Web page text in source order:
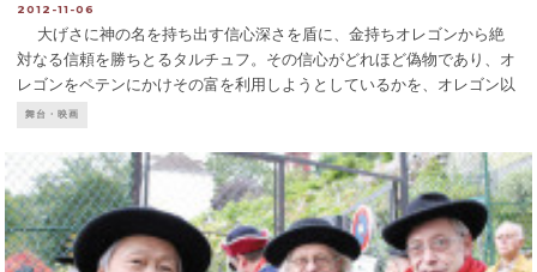
2012-11-06
大げさに神の名を持ち出す信心深さを盾に、金持ちオレゴンから絶
対なる信頼を勝ちとるタルチュフ。その信心がどれほど偽物であり、オ
レゴンをペテンにかけその富を利用しようとしているかを、オレゴン以
外の家族は皆気づいている。しかしオレゴンは「家族よりも大切な人」
舞台・映画